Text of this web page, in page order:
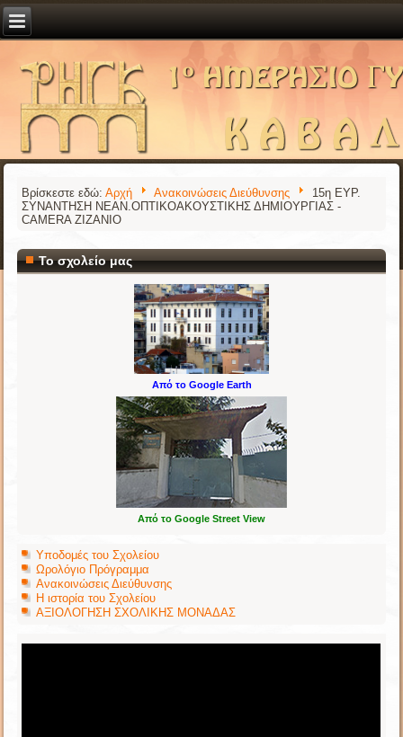
Βρίσκεστε εδώ:Αρχή Ανακοινώσεις Διεύθυνσης
15η ΕΥΡ.
ΣΥΝΑΝΤΗΣΗ ΝΕΑΝ.ΟΠΤΙΚΟΑΚΟΥΣΤΙΚΗΣ ΔΗΜΙΟΥΡΓΙΑΣ -
CAMERA ZIZANIO
Το σχολείο μας
Από το Google Earth
Από το Google Street View
Υποδομές του Σχολείου
Ωρολόγιο Πρόγραμμα
Ανακοινώσεις Διεύθυνσης
Η ιστορία του Σχολείου
ΑΞΙΟΛΟΓΗΣΗ ΣΧΟΛΙΚΗΣ ΜΟΝΑΔΑΣ